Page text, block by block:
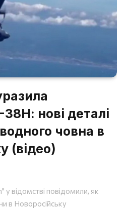
38Н: нові деталі
човна в
(відео)
відомстві повідомили, як
в Новоросійську